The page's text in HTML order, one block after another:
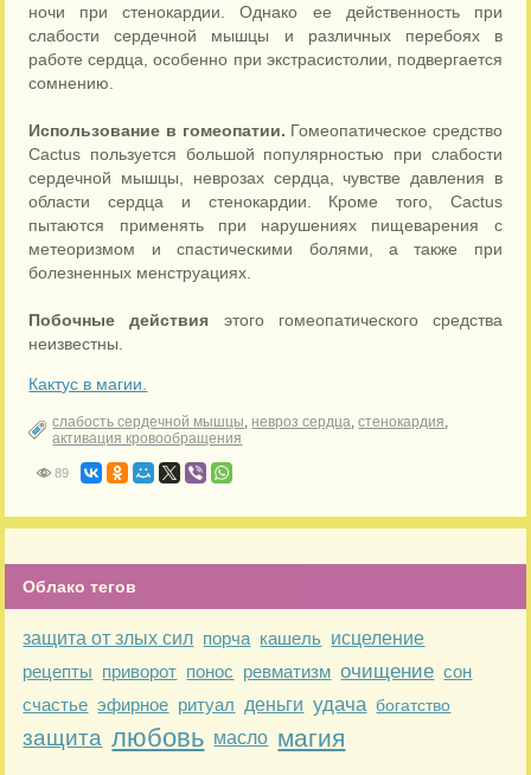
ночи при стенокардии. Однако ее действенность при
слабости сердечной мышцы и различных перебоях в
работе сердца, особенно при экстрасистолии, подвергается
сомнению.
Использование в гомеопатии. Гомеопатическое средство
Cactus пользуется большой популярностью при слабости
сердечной мышцы, неврозах сердца, чувстве давления в
области сердца и стенокардии. Кроме того, Cactus
пытаются применять при нарушениях пищеварения с
метеоризмом и спастическими болями, а также при
болезненных менструациях.
Побочные действия этого гомеопатического средства
неизвестны.
Кактус в магии.
слабость сердечной мышцы, невроз сердца,стенокардия,
активация кровообращения
89
Облако тегов
защита от злых сил порча кашель исцеление
рецепты приворот понос ревматизм очищение сон
счастье эфирное ритуал деньги удача богатство
защита любовь масло магия